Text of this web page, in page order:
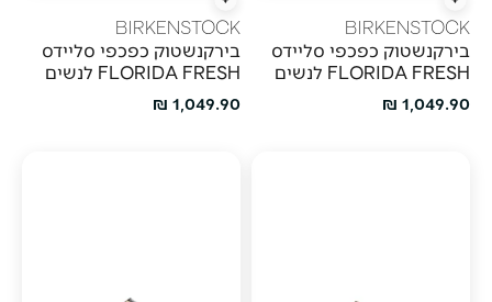
הוספה מהירה
BIRKENSTOCK
בירקנשטוק כפכפי סליידס
FLORIDA FRESH לנשים
מחיר מבצע
1,049.90 ₪
הוספה מהירה
BIRKENSTOCK
בירקנשטוק כפכפי סליידס
FLORIDA FRESH לנשים
מחיר מבצע
1,049.90 ₪